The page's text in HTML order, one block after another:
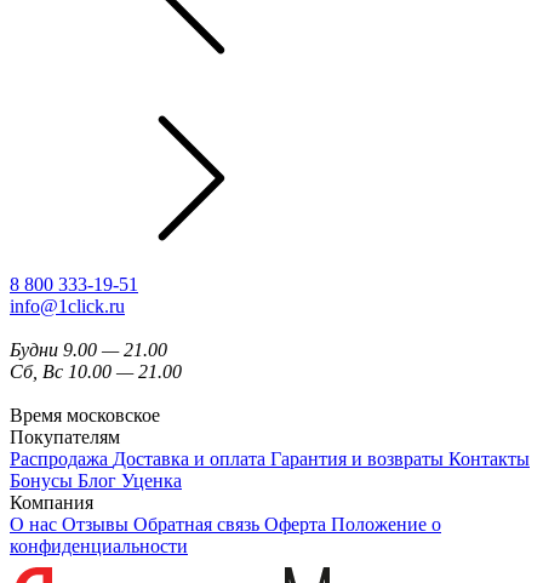
8 800 333-19-51
info@1click.ru
Будни 9.00 — 21.00
Сб, Вс 10.00 — 21.00
Время московское
Покупателям
Распродажа Доставка и оплата Гарантия и возвраты Контакты
Бонусы Блог Уценка
Компания
О нас Отзывы Обратная связь Оферта Положение о
конфиденциальности